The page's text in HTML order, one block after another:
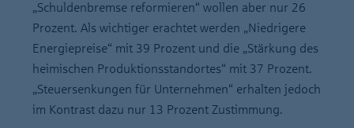
„Schuldenbremse reformieren“ wollen aber nur 26
Prozent. Als wichtiger erachtet werden „Niedrigere
Energiepreise“ mit 39 Prozent und die „Stärkung des
heimischen Produktionsstandortes“ mit 37 Prozent.
„Steuersenkungen für Unternehmen“ erhalten jedoch
im Kontrast dazu nur 13 Prozent Zustimmung.